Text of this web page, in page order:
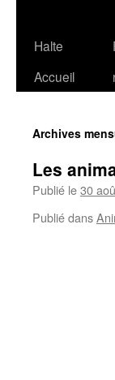
Halte
Accueil
Archives
Les
Publié le30
Publié dans